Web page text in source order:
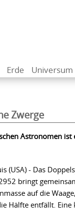
Erde Universum
Zwerge
Astronomen ist
(USA) - Das
bringt
auf die
Hälfte entfällt.